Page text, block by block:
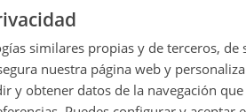
similares propias y de terceros, de
nuestra página web y
y obtener datos de la navegación